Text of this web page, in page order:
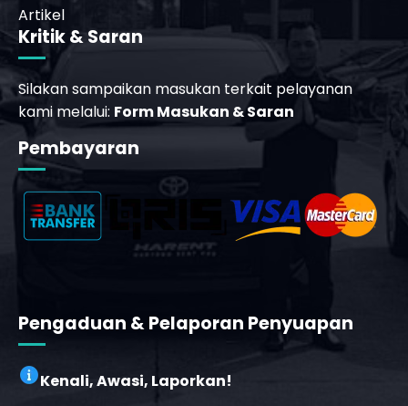
Artikel
Kritik & Saran
Silakan sampaikan masukan terkait pelayanan
kami melalui: Form Masukan & Saran
Pembayaran
Pengaduan & Pelaporan Penyuapan
Kenali, Awasi, Laporkan!